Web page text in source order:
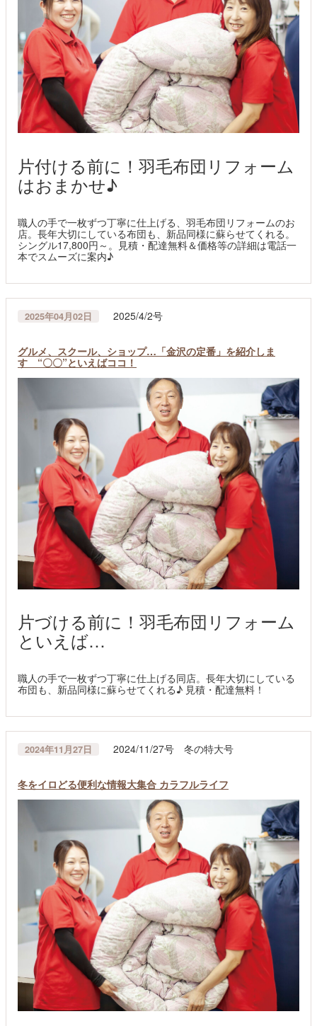
片付ける前に！羽毛布団リフォーム
はおまかせ♪
職人の手で一枚ずつ丁寧に仕上げる、羽毛布団リフォームのお
店。長年大切にしている布団も、新品同様に蘇らせてくれる。
シングル17,800円～。見積・配達無料＆価格等の詳細は電話一
本でスムーズに案内♪
2025年04月02日 2025/4/2号
グルメ、スクール、ショップ…「金沢の定番」を紹介しま
す “〇〇”といえばココ！
片づける前に！羽毛布団リフォーム
といえば…
職人の手で一枚ずつ丁寧に仕上げる同店。長年大切にしている
布団も、新品同様に蘇らせてくれる♪ 見積・配達無料！
2024年11月27日 2024/11/27号 冬の特大号
冬をイロどる便利な情報大集合 カラフルライフ